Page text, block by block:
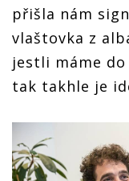
přišla nám
vlaštovka z
jestli máme
tak takhle je